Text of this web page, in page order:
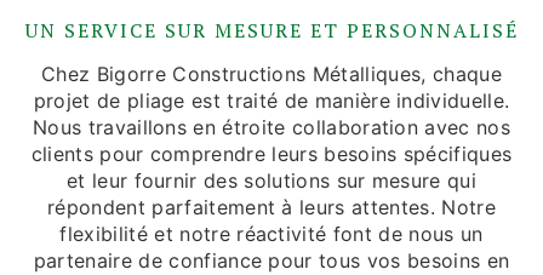
UN SERVICE SUR MESURE ET PERSONNALISÉ
Chez Bigorre Constructions Métalliques, chaque
projet de pliage est traité de manière individuelle.
Nous travaillons en étroite collaboration avec nos
clients pour comprendre leurs besoins spécifiques
et leur fournir des solutions sur mesure qui
répondent parfaitement à leurs attentes. Notre
flexibilité et notre réactivité font de nous un
partenaire de confiance pour tous vos besoins en